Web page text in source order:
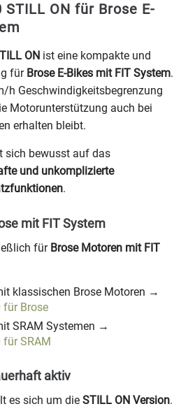
STILL ON für Brose E-
ON ist eine kompakte und
für Brose E-Bikes mit FIT System.
h Geschwindigkeitsbegrenzung
Motorunterstützung auch bei
erhalten bleibt.
sich bewusst auf das
und unkomplizierte
.
mit FIT System
für Brose Motoren mit FIT
klassischen Brose Motoren →
für Brose
SRAM Systemen →
für SRAM
aktiv
es sich um die STILL ON Version.